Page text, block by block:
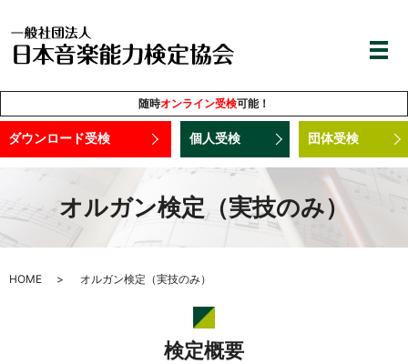
随時オンライン受検可能！
ダウンロード受検 個人受検 団体受検
オルガン検定（実技のみ）
HOME オルガン検定（実技のみ）
検定概要